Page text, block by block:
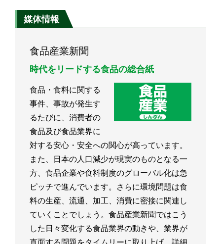
媒体情報
食品産業新聞
時代をリードする食品の総合紙
食品・食料に関する
事件、事故が発生す
るたびに、消費者の
食品及び食品業界に
対する安心・安全への関心が高っています。
また、日本の人口減少が現実のものとなる一
方、食品企業や食料制度のグローバル化は急
ピッチで進んでいます。さらに環境問題は食
料の生産、流通、加工、消費に密接に関連し
ていくことでしょう。食品産業新聞ではこう
した日々変化する食品業界の動きや、業界が